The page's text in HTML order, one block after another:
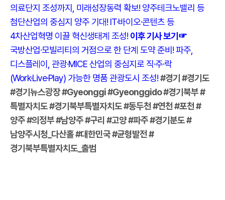
의료단지 조성까지, 미래성장동력 확보! 양주테크노밸리 등
첨단산업의 중심지 양주 기대! IT·바이오·콘텐츠 등
4차산업혁명 이끌 혁신생태계 조성! 이후 기사 보기☞
국방산업·모빌리티의 거점으로 한 단계 도약 준비!파주,
디스플레이, 관광·MICE 산업의 중심지로 직·주·락
(Work·Live·Play) 가능한 명품 관광도시 조성!#경기 #경기도
#경기뉴스광장 #Gyeonggi #Gyeonggido #경기북부 #
특별자치도 #경기북부특별자치도 #동두천 #연천 #포천 #
양주 #의정부 #남양주 #구리 #고양 #파주 #경기분도 #
남양주시청_다산홀 #대한민국 #균형발전 #
경기북부특별자치도_출범